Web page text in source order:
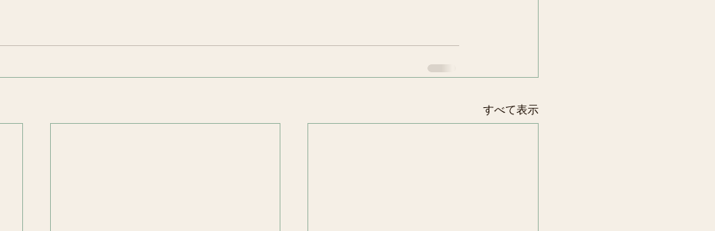
すべて表示